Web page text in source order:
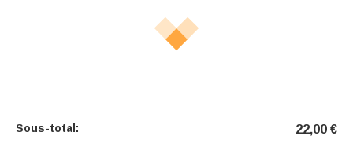
Sous-total: 22,00 €